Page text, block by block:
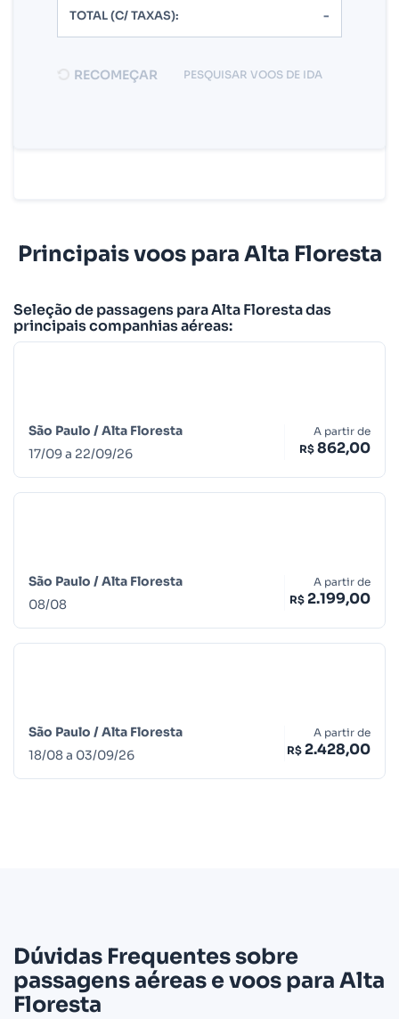
TOTAL (C/ TAXAS): -
RECOMEÇAR PESQUISAR VOOS DE IDA
Principais voos para Alta Floresta
Seleção de passagens para Alta Floresta das
principais companhias aéreas:
São Paulo /Alta Floresta
17/09a 22/09/26
A partir de
R$ 862,00
São Paulo /Alta Floresta
08/08
A partir de
R$ 2.199,00
São Paulo /Alta Floresta
18/08a 03/09/26
A partir de
R$ 2.428,00
Dúvidas Frequentes sobre
passagens aéreas e voos para Alta
Floresta